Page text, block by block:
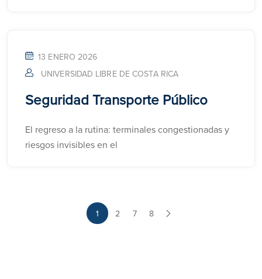
13 ENERO 2026
UNIVERSIDAD LIBRE DE COSTA RICA
Seguridad Transporte Público
El regreso a la rutina: terminales congestionadas y
riesgos invisibles en el
1 2 7 8